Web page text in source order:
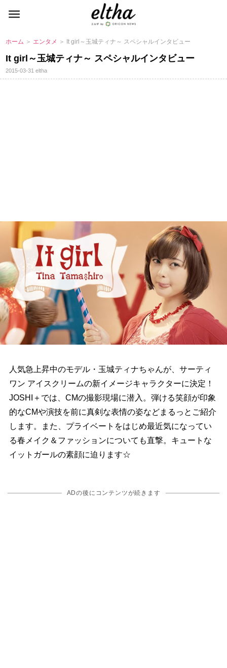
ホーム ＞ エンタメ ＞ It girl～玉城ティナ～ スペシャルインタビュー
It girl～玉城ティナ～ スペシャルインタビュー
2015-03-31eltha
人気急上昇中のモデル・玉城ティナちゃんが、サーティ
ワン アイスクリームの新イメージキャラクターに決定！
JOSHI＋では、CMの撮影現場に潜入。弾ける笑顔が印象
的なCMや演技を前に真剣な表情の姿などまるっとご紹介
します。また、プライベートをはじめ最近気になってい
る春メイク＆ファッションについても直撃。キュートな
イットガールの素顔に迫ります☆
ADの後にコンテンツが続きます